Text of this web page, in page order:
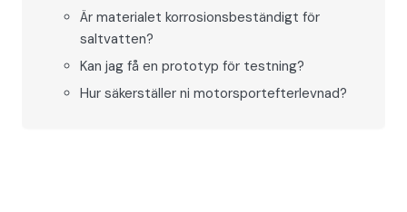
Är materialet korrosionsbeständigt för
saltvatten?
Kan jag få en prototyp för testning?
Hur säkerställer ni motorsportefterlevnad?